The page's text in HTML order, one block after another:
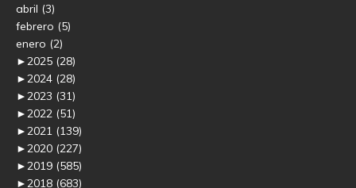
abril (3)
febrero (5)
enero (2)
►2025 (28)
►2024 (28)
►2023 (31)
►2022 (51)
►2021 (139)
►2020 (227)
►2019 (585)
►2018 (683)